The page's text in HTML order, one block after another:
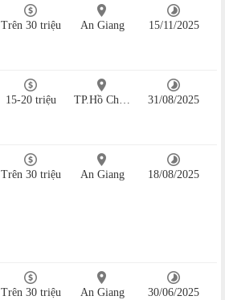
Trên 30 triệu An Giang 15/11/2025
15-20 triệu TP.Hồ Chí Minh 31/08/2025
Trên 30 triệu An Giang 18/08/2025
Trên 30 triệu An Giang 30/06/2025